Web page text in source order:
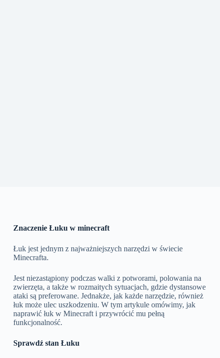
Znaczenie Łuku w minecraft
Łuk jest jednym z najważniejszych narzędzi w świecie
Minecrafta.
Jest niezastąpiony podczas walki z potworami, polowania na
zwierzęta, a także w rozmaitych sytuacjach, gdzie dystansowe
ataki są preferowane. Jednakże, jak każde narzędzie, również
łuk może ulec uszkodzeniu. W tym artykule omówimy, jak
naprawić łuk w Minecraft i przywrócić mu pełną
funkcjonalność.
Sprawdź stan Łuku